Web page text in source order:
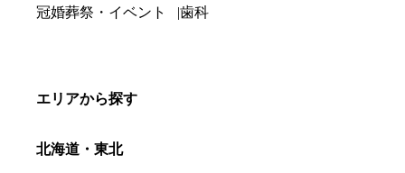
冠婚葬祭・イベント
歯科
エリアから探す
北海道・東北